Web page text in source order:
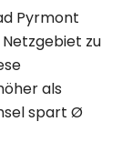
Pyrmont
zu
als
spart Ø